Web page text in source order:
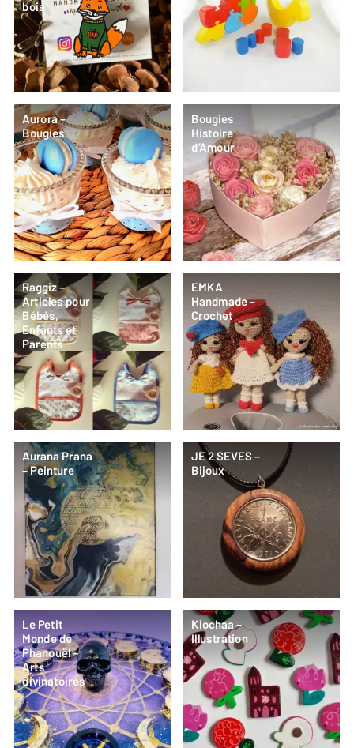
bois
Aurora –
Bougies
Bougies
Histoire
d’Amour
Raggiz –
Articles pour
Bébés,
Enfants et
Parents
EMKA
Handmade –
Crochet
Aurana Prana
– Peinture
JE 2 SEVES –
Bijoux
Le Petit
Monde de
Phanouël –
Arts
divinatoires
Kiochaa –
Illustration